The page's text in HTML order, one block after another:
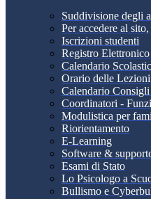
Suddivisione degli
Per accedere al
Iscrizioni studenti
Registro Elettronico
Calendario
Orario delle Lezioni
Calendario
Coordinatori -
Modulistica per
Riorientamento
E-Learning
Software &
Esami di Stato
Lo Psicologo a
Bullismo e